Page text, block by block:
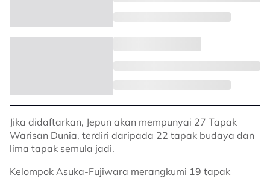
Jika didaftarkan, Jepun akan mempunyai 27 Tapak
Warisan Dunia, terdiri daripada 22 tapak budaya dan
lima tapak semula jadi.
Kelompok Asuka-Fujiwara merangkumi 19 tapak